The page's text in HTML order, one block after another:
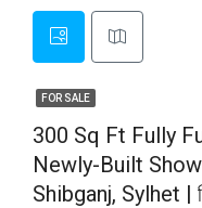
FOR SALE
300 Sq Ft Fully
Newly-Built
Shibganj, Sylhet |